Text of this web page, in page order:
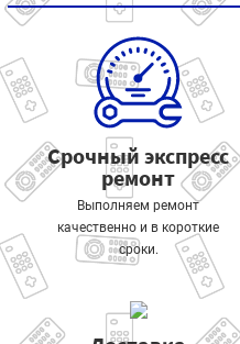
Срочный экспресс
ремонт
Выполняем ремонт
качественно и в короткие
сроки.